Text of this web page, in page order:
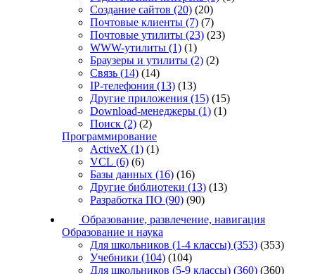
Создание сайтов (20) (20)
Почтовые клиенты (7) (7)
Почтовые утилиты (23) (23)
WWW-утилиты (1) (1)
Браузеры и утилиты (2) (2)
Связь (14) (14)
IP-телефония (13) (13)
Другие приложения (15) (15)
Download-менеджеры (1) (1)
Поиск (2) (2)
Программирование
ActiveX (1) (1)
VCL (6) (6)
Базы данных (16) (16)
Другие библиотеки (13) (13)
Разработка ПО (90) (90)
Образование, развлечение, навигация
Образование и наука
Для школьников (1-4 классы) (353) (353)
Учебники (104) (104)
Для школьников (5-9 классы) (360) (360)